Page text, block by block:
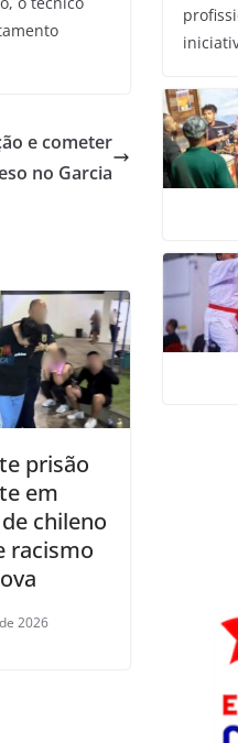
e cometer
no Garcia
prisão
em
chileno
racismo
2026